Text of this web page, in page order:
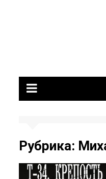
Рубрика: